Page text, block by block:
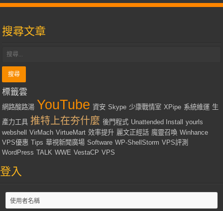
搜尋文章
標籤雲
網路酸路湯 YouTube 資安 Skype 少康戰情室 XPipe 系統維運 生
產力工具 推特上在夯什麼 後門程式 Unattended Install
yourls
webshell
VirMach VirtueMart 效率提升 麗文正經話 魔靈召喚 Winhance
VPS優惠 Tips 華視新聞廣場 Software WP-ShellStorm VPS評測
WordPress TALK WWE VestaCP VPS
登入